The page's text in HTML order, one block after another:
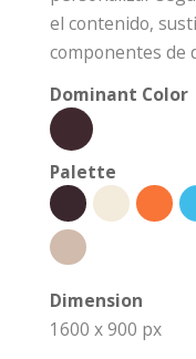
el contenido,
componentes de
Dominant Color
Palette
Dimension
1600 x 900 px